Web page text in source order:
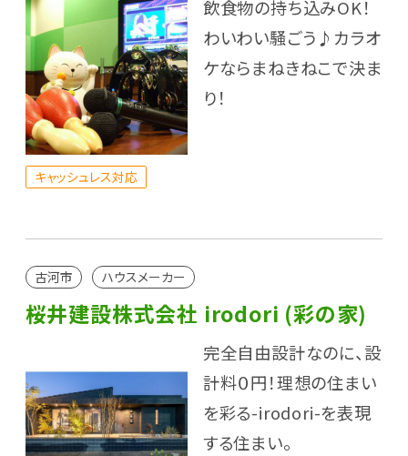
飲食物の持ち込みOK！
わいわい騒ごう♪カラオ
ケならまねきねこで決ま
り！
キャッシュレス対応
古河市 ハウスメーカー
桜井建設株式会社 irodori (彩の家)
完全自由設計なのに、設
計料０円！理想の住まい
を彩る-irodori-を表現
する住まい。